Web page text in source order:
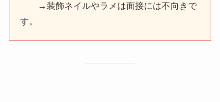
→装飾ネイルやラメは面接には不向きで
す。